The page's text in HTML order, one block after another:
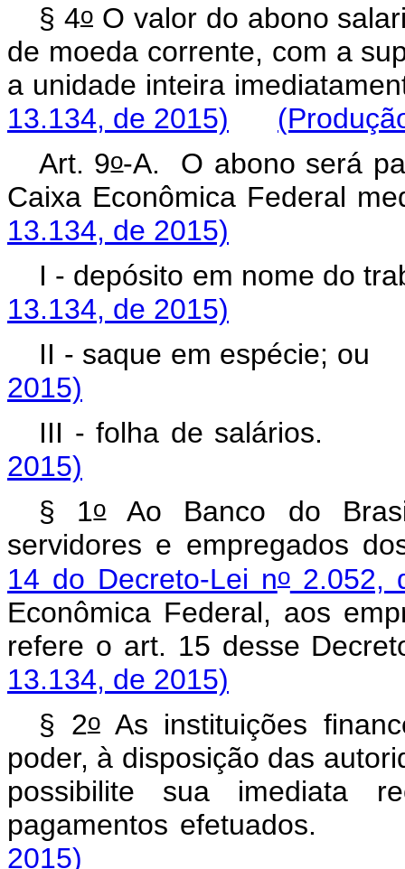
§ 4oO valor do abono
de moeda corrente, com a
a unidade inteira
13.134, de 2015)
Art. 9o-A. O abono será
Caixa Econômica Federal
13.134, de 2015)
I - depósito em nome do
13.134, de 2015)
II - saque em espécie; ou
2015)
III - folha de salários.
2015)
§ 1oAo Banco do
servidores e empregados
14 do Decreto-Lei no2.052,
Econômica Federal, aos
refere o art. 15 desse
13.134, de 2015)
§ 2oAs instituições
poder, à disposição das
possibilite sua imediata
pagamentos efetuados.
2015)